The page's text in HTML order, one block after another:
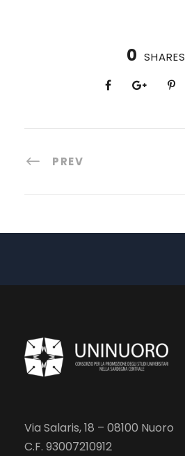
0 SHARES
PREV
Via Salaris, 18 – 08100 Nuoro
C.F. 93007210912